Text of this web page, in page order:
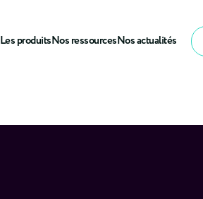
Les produitsNos ressourcesNos actualités